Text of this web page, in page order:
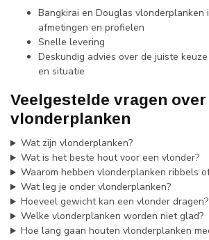
Bangkirai en Douglas vlonderplanken
afmetingen en profielen
Snelle levering
Deskundig advies over de juiste
en situatie
Veelgestelde vragen over
vlonderplanken
Wat zijn vlonderplanken?
Wat is het beste hout voor een vlonder?
Waarom hebben vlonderplanken ribbels
Wat leg je onder vlonderplanken?
Hoeveel gewicht kan een vlonder dragen?
Welke vlonderplanken worden niet glad?
Hoe lang gaan houten vlonderplanken